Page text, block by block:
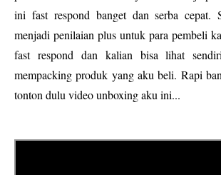
ini fast respond banget dan serba cepat.
menjadi penilaian plus untuk para pembeli
fast respond dan kalian bisa lihat
mempacking produk yang aku beli. Rapi
tonton dulu video unboxing aku ini...